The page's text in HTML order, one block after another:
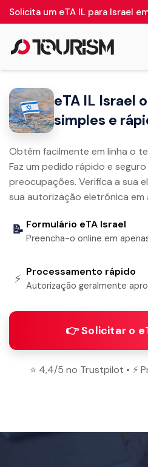
Solicita um eTA IL para Israel
eTA IL Israel
simples e
Obtém facilmente em linha o
Faz um pedido rápido e
preocupações. Verifica a sua
sua autorização eletrónica em
📝 Formulário eTA Israel
Preencha-o online em
⚡ Processamento rápido
Autorização geralmente
👉 Solicitar o
⭐ 4,4/5 no Trustpilot • ⚡